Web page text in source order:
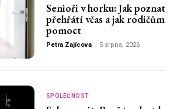
Senioři v horku: Jak poznat
přehřátí včas a jak rodičům
pomoct
Petra Zajícova - 5 srpna, 2026
SPOLEČNOST